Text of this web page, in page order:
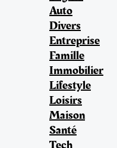
Auto
Divers
Entreprise
Famille
Immobilier
Lifestyle
Loisirs
Maison
Santé